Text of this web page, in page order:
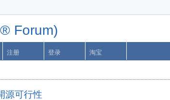
Forum)
注册 登录 淘宝
源可行性